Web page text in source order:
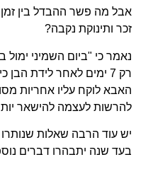
אבל מה פשר ההבדל בין
זכר ותינוקת נקבה?
נאמר כי "ביום השמיני
רק 7 ימים לאחר לידת הבן
האבא לוקח עליו אחריות
להרשות לעצמה להישאר
יש עוד הרבה שאלות
בעד שנה יתבהרו דברים